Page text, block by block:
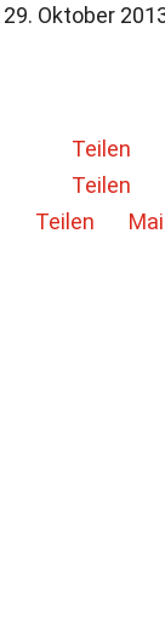
29. Oktober
Teilen
Teilen
Teilen